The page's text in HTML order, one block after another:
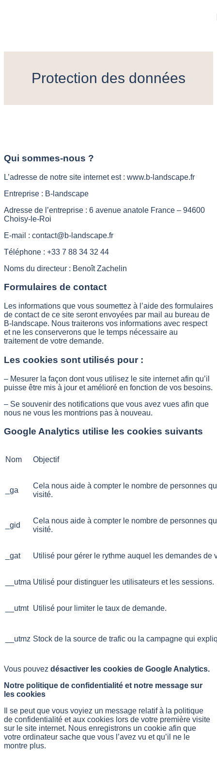
Protection des données
Qui sommes-nous ?
L’adresse de notre site internet est : www.b-landscape.fr
Entreprise : B-landscape
Adresse de l’entreprise : 6 avenue anatole France – 94600
Choisy-le-Roi
E-mail : contact@b-landscape.fr
Téléphone : +33 7 88 34 32 44
Noms du directeur : Benoît Zachelin
Formulaires de contact
Les informations que vous soumettez à l’aide des formulaires
de contact de ce site seront envoyées par mail au bureau de
B-landscape. Nous traiterons vos informations avec respect
et ne les conserverons que le temps nécessaire au
traitement de votre demande.
Les cookies sont utilisés pour :
– Mesurer la façon dont vous utilisez le site internet afin qu’il
puisse être mis à jour et amélioré en fonction de vos besoins.
– Se souvenir des notifications que vous avez vues afin que
nous ne vous les montrions pas à nouveau.
Google Analytics utilise les cookies suivants
Nom Objectif
_ga
Cela nous aide à compter le nombre de personnes
visité.
_gid
Cela nous aide à compter le nombre de personnes
visité.
_gat Utilisé pour gérer le rythme auquel les demandes de
__utma Utilisé pour distinguer les utilisateurs et les sessions.
__utmt Utilisé pour limiter le taux de demande.
__utmz Stock de la source de trafic ou la campagne qui
Vous pouvez désactiver les cookies de Google Analytics.
Notre politique de confidentialité et notre message sur
les cookies
Il se peut que vous voyiez un message relatif à la politique
de confidentialité et aux cookies lors de votre première visite
sur le site internet. Nous enregistrons un cookie afin que
votre ordinateur sache que vous l’avez vu et qu’il ne le
montre plus.